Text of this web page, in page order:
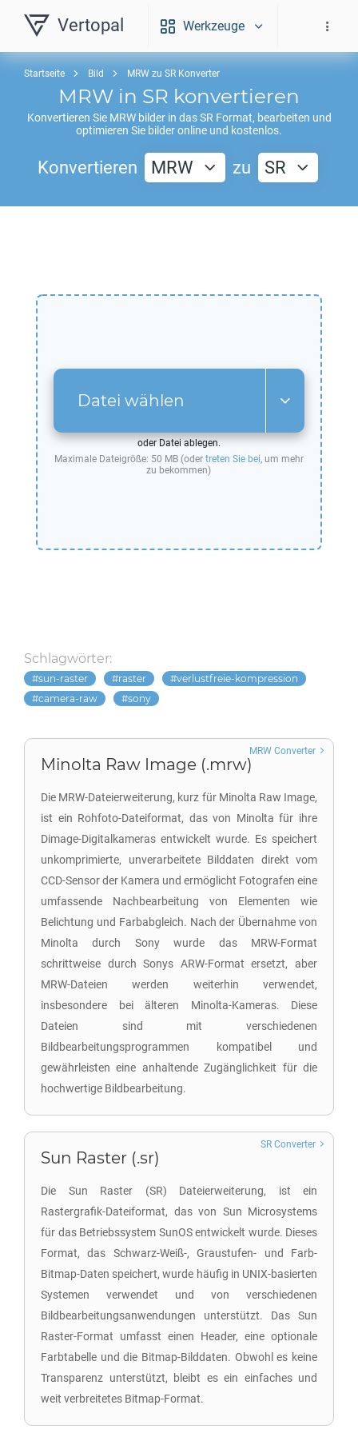
Vertopal Werkzeuge
Startseite Bild MRW zu SR Konverter
MRW in SR konvertieren
Konvertieren Sie MRWbilder in dasSR Format, bearbeiten und
optimieren Sie bilder online und kostenlos.
Konvertieren MRW zu SR
Datei wählen
oder Datei ablegen.
Maximale Dateigröße: 50 MB (oder treten Sie bei, um mehr
zu bekommen)
Schlagwörter:
sun-raster raster
verlustfreie-kompression
camera-raw
sony
Minolta Raw Image (.mrw)
Die MRW-Dateierweiterung, kurz für Minolta Raw Image,
ist ein Rohfoto-Dateiformat, das von Minolta für ihre
Dimage-Digitalkameras entwickelt wurde. Es speichert
unkomprimierte, unverarbeitete Bilddaten direkt vom
CCD-Sensor der Kamera und ermöglicht Fotografen eine
umfassende Nachbearbeitung von Elementen wie
Belichtung und Farbabgleich. Nach der Übernahme von
Minolta durch Sony wurde das MRW-Format
schrittweise durch Sonys ARW-Format ersetzt, aber
MRW-Dateien werden weiterhin verwendet,
insbesondere bei älteren Minolta-Kameras. Diese
Dateien sind mit verschiedenen
Bildbearbeitungsprogrammen kompatibel und
gewährleisten eine anhaltende Zugänglichkeit für die
hochwertige Bildbearbeitung.
MRW Converter
Sun Raster (.sr)
Die Sun Raster (SR) Dateierweiterung, ist ein
Rastergrafik-Dateiformat, das von Sun Microsystems
für das Betriebssystem SunOS entwickelt wurde. Dieses
Format, das Schwarz-Weiß-, Graustufen- und Farb-
Bitmap-Daten speichert, wurde häufig in UNIX-basierten
Systemen verwendet und von verschiedenen
Bildbearbeitungsanwendungen unterstützt. Das Sun
Raster-Format umfasst einen Header, eine optionale
Farbtabelle und die Bitmap-Bilddaten. Obwohl es keine
Transparenz unterstützt, bleibt es ein einfaches und
weit verbreitetes Bitmap-Format.
SR Converter